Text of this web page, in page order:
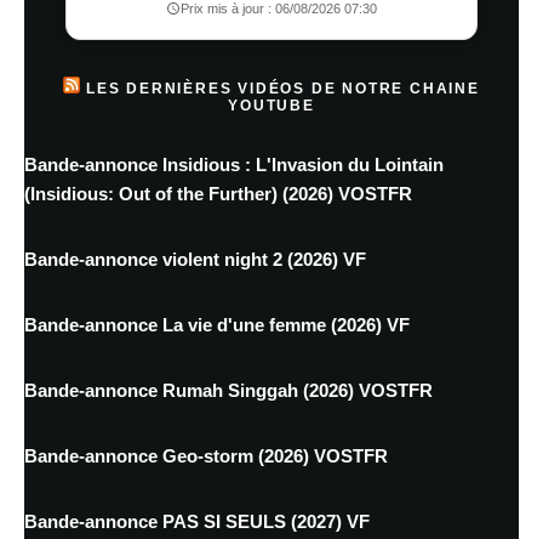
Prix mis à jour : 06/08/2026 07:30
LES DERNIÈRES VIDÉOS DE NOTRE CHAINE
YOUTUBE
Bande-annonce Insidious : L'Invasion du Lointain
(Insidious: Out of the Further) (2026) VOSTFR
Bande-annonce violent night 2 (2026) VF
Bande-annonce La vie d'une femme (2026) VF
Bande-annonce Rumah Singgah (2026) VOSTFR
Bande-annonce Geo-storm (2026) VOSTFR
Bande-annonce PAS SI SEULS (2027) VF